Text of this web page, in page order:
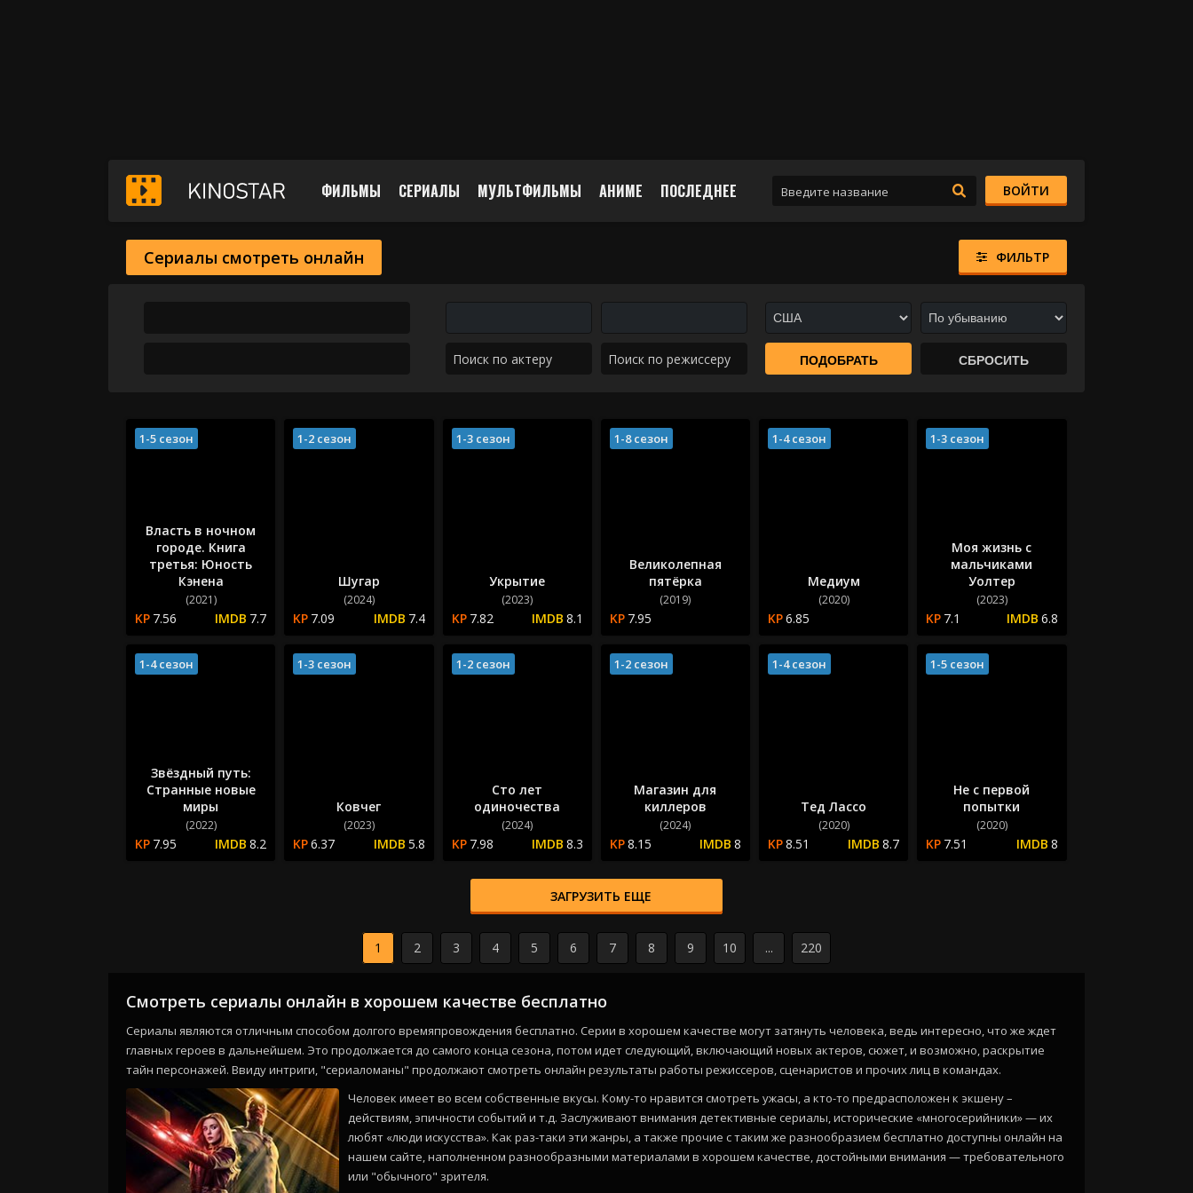
ФИЛЬМЫ СЕРИАЛЫ МУЛЬТФИЛЬМЫ АНИМЕ ПОСЛЕДНЕЕ ВОЙТИ
Сериалы смотреть онлайн ФИЛЬТР
Власть в ночном
городе. Книга
третья: Юность
Кэнена
(2021)
7.56 7.7
1-5 сезон
Шугар
(2024)
7.09 7.4
1-2 сезон
Укрытие
(2023)
7.82 8.1
1-3 сезон
Великолепная
пятёрка
(2019)
7.95
1-8 сезон
Медиум
(2020)
6.85
1-4 сезон
Моя жизнь с
мальчиками
Уолтер
(2023)
7.1 6.8
1-3 сезон
Звёздный путь:
Странные новые
миры
(2022)
7.95 8.2
1-4 сезон
Ковчег
(2023)
6.37 5.8
1-3 сезон
Сто лет
одиночества
(2024)
7.98 8.3
1-2 сезон
Магазин для
киллеров
(2024)
8.15 8
1-2 сезон
Тед Лассо
(2020)
8.51 8.7
1-4 сезон
Не с первой
попытки
(2020)
7.51 8
1-5 сезон
ЗАГРУЗИТЬ ЕЩЕ
1 2 3 4 5 6 7 8 9 10 ... 220
Смотреть сериалы онлайн в хорошем качестве бесплатно
Сериалы являются отличным способом долгого времяпровождения бесплатно. Серии в хорошем качестве могут затянуть человека, ведь интересно, что же ждет
главных героев в дальнейшем. Это продолжается до самого конца сезона, потом идет следующий, включающий новых актеров, сюжет, и возможно, раскрытие
тайн персонажей. Ввиду интриги, "сериаломаны" продолжают смотреть онлайн результаты работы режиссеров, сценаристов и прочих лиц в командах.
Человек имеет во всем собственные вкусы. Кому-то нравится смотреть ужасы, а кто-то предрасположен к экшену –
действиям, эпичности событий и т.д. Заслуживают внимания детективные сериалы, исторические «многосерийники» — их
любят «люди искусства». Как раз-таки эти жанры, а также прочие с таким же разнообразием бесплатно доступны онлайн на
нашем сайте, наполненном разнообразными материалами в хорошем качестве, достойными внимания — требовательного
или "обычного" зрителя.